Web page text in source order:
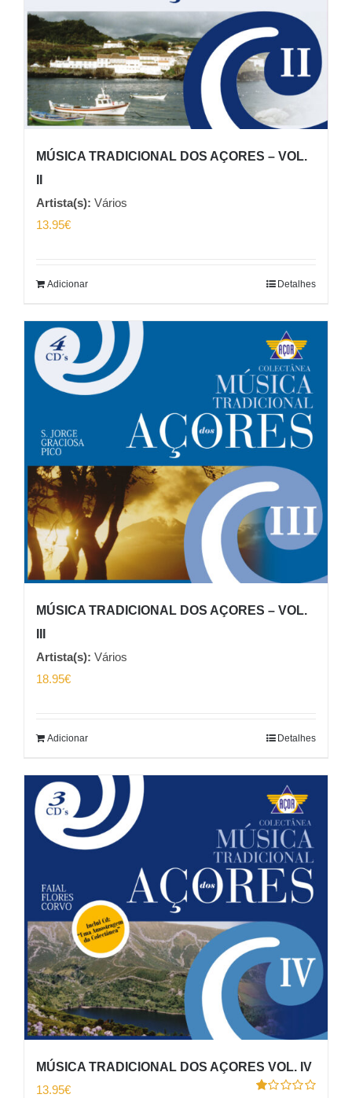
MÚSICA TRADICIONAL DOS AÇORES – VOL.
Artista(s): Vários
13.95€
Adicionar Detalhes
MÚSICA TRADICIONAL DOS AÇORES – VOL.
Artista(s): Vários
18.95€
Adicionar Detalhes
MÚSICA TRADICIONAL DOS AÇORES VOL. IV
13.95€